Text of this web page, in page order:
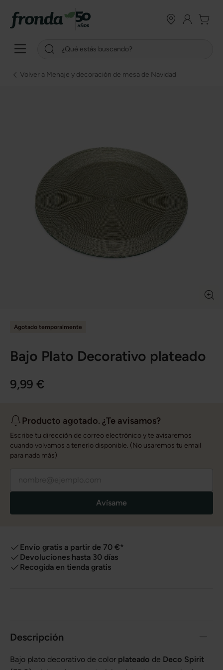
Volver a Menaje y decoración de mesa de Navidad
Agotado temporalmente
Bajo Plato Decorativo plateado
9,99 €
Producto agotado. ¿Te avisamos?
Escribe tu dirección de correo electrónico y te avisaremos
cuando volvamos a tenerlo disponible. (No usaremos tu email
para nada más)
Avísame
Envío gratis a partir de 70 €*
Devoluciones hasta 30 días
Recogida en tienda gratis
Descripción
Bajo plato decorativo de color plateado de Deco Spirit